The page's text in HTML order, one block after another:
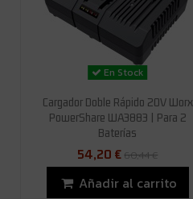
En Stock
Cargador Doble Rápido 20V Worx
PowerShare WA3883 | Para 2
Baterías
54,20 € 60,44 €
Añadir al carrito